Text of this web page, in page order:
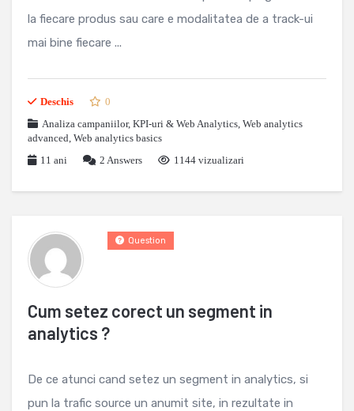
la fiecare produs sau care e modalitatea de a track-ui
mai bine fiecare ...
Deschis
0
Analiza campaniilor, KPI-uri & Web Analytics, Web analytics
advanced, Web analytics basics
11 ani
2 Answers 1144 vizualizari
Cum setez corect un segment in
analytics ?
Question
De ce atunci cand setez un segment in analytics, si
pun la trafic source un anumit site, in rezultate in